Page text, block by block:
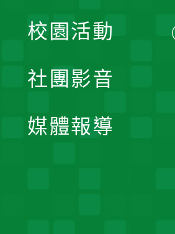
校園活動
社團影音
媒體報導